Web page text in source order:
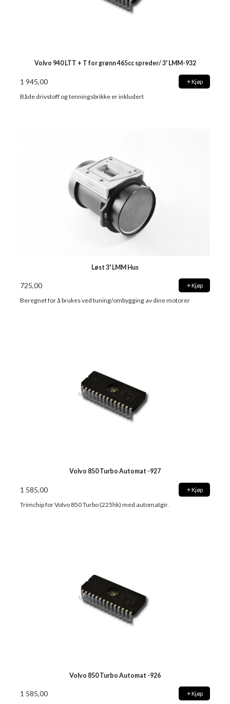
Volvo 940 LTT + T for grønn 465cc spreder/ 3' LMM-932
1 945,00 Kjøp
Både drivstoff og tenningsbrikke er inkludert
Løst 3' LMM Hus
725,00 Kjøp
Beregnet for å brukes ved tuning/ombygging av dine motorer
Volvo 850 Turbo Automat -927
1 585,00 Kjøp
Trimchip for Volvo 850 Turbo (225hk) med automatgir.
Volvo 850 Turbo Automat -926
1 585,00 Kjøp